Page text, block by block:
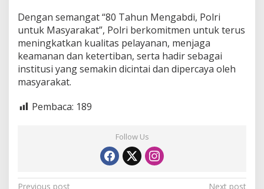
Dengan semangat “80 Tahun Mengabdi, Polri
untuk Masyarakat”, Polri berkomitmen untuk terus
meningkatkan kualitas pelayanan, menjaga
keamanan dan ketertiban, serta hadir sebagai
institusi yang semakin dicintai dan dipercaya oleh
masyarakat.
Pembaca: 189
Follow Us
Previous post
Next post